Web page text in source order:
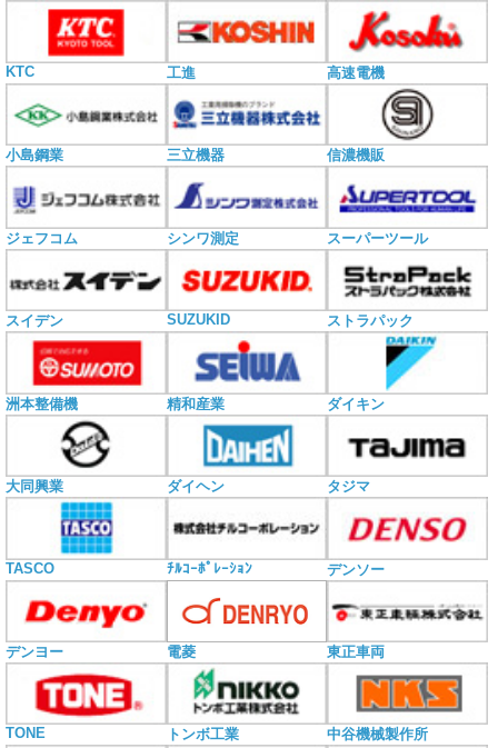
KTC 工進 高速電機
小島鋼業 三立機器 信濃機販
ジェフコム シンワ測定 スーパーツール
スイデン SUZUKID ストラパック
洲本整備機 精和産業 ダイキン
大同興業 ダイヘン タジマ
TASCO ﾁﾙｺｰﾎﾟﾚｰｼｮﾝ デンソー
デンヨー 電菱 東正車両
TONE トンボ工業 中谷機械製作所